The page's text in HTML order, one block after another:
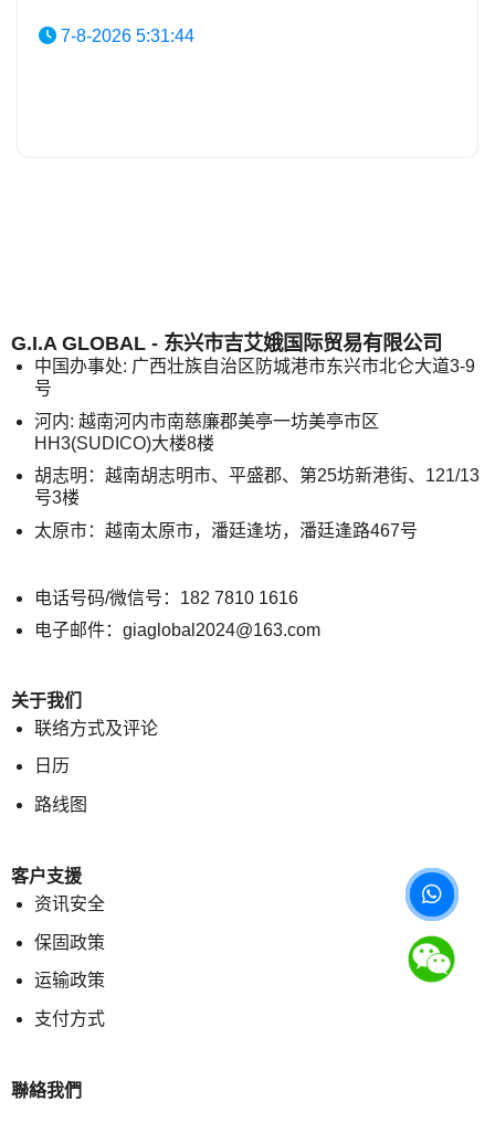
7-8-2026 5:31:44
G.I.A GLOBAL - 东兴市吉艾娥国际贸易有限公司
中国办事处: 广西壮族自治区防城港市东兴市北仑大道3-9
号
河内: 越南河内市南慈廉郡美亭一坊美亭市区
HH3(SUDICO)大楼8楼
胡志明：越南胡志明市、平盛郡、第25坊新港街、121/13
号3楼
太原市：越南太原市，潘廷逢坊，潘廷逢路467号
电话号码/微信号：182 7810 1616
电子邮件：giaglobal2024@163.com
关于我们
联络方式及评论
日历
路线图
客户支援
资讯安全
保固政策
运输政策
支付方式
聯絡我們